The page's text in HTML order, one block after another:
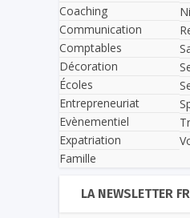
Coaching
Communication
Comptables
Décoration
Écoles
Entrepreneuriat
Evènementiel
Expatriation
Famille
LA NEWSLETTER